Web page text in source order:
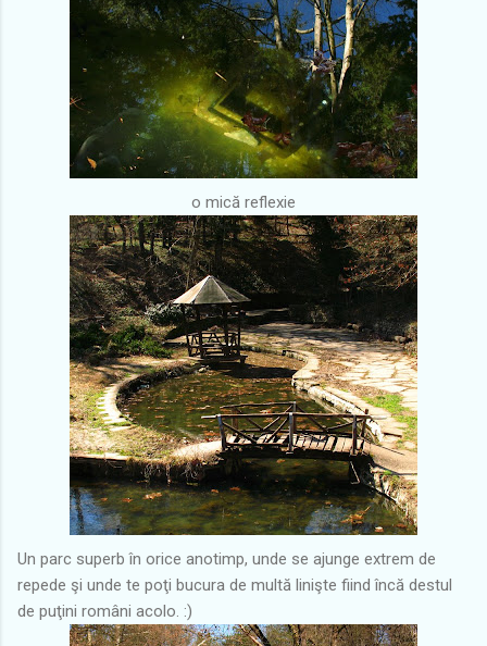
o mică reflexie
Un parc superb în orice anotimp, unde se ajunge extrem de
repede şi unde te poţi bucura de multă linişte fiind încă destul
de puţini români acolo. :)